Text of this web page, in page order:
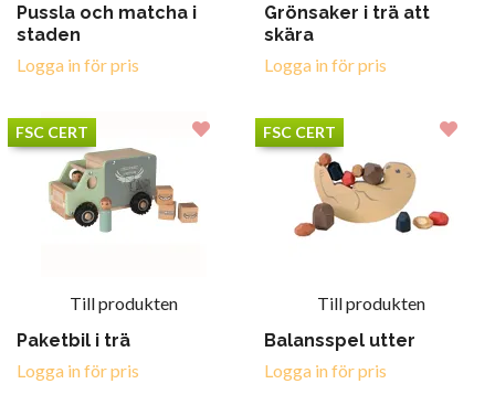
Pussla och matcha i
staden
Logga in för pris
Grönsaker i trä att
skära
Logga in för pris
FSC CERT
Till produkten
Paketbil i trä
Logga in för pris
FSC CERT
Till produkten
Balansspel utter
Logga in för pris